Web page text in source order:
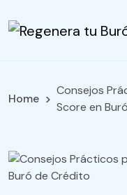
Home
Consejos
Score en